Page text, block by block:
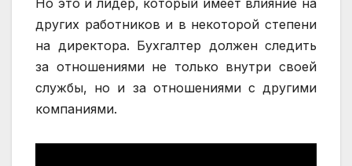
других работников и в некоторой степени
на директора. Бухгалтер должен следить
за отношениями не только внутри своей
службы, но и за отношениями с другими
компаниями.